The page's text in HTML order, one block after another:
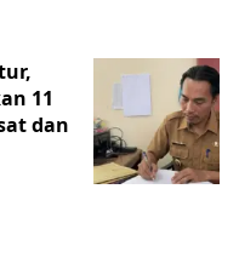
11
dan